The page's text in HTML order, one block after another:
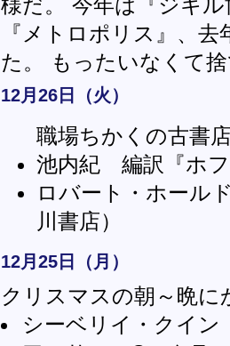
『メトロポリス』、
た。 もったいなくて
12月26日（火）
職場ちかくの古書
池内紀 編訳『ホフ
ロバート・ホール
川書店）
12月25日（月）
クリスマスの朝～晩に
シーベリイ・クイン